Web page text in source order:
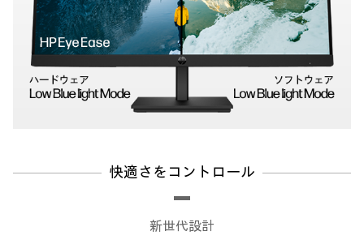
快適さをコントロール
新世代設計